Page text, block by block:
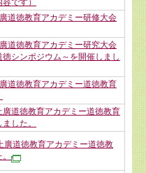
です）
道徳教育アカデミー研修大会
道徳教育アカデミー研究大会
シンポジウム～を開催しまし
道徳教育アカデミー道徳教育
道徳教育アカデミー道徳教育
した。
廣道徳教育アカデミー道徳教